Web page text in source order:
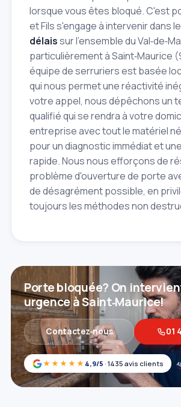
lorsque vous êtes bloqué. C'est
et Fils s'engage à intervenir dans
délaissur l'ensemble du
particulièrement à Saint‑Maurice
équipe de serruriers est basée
qui nous permet une réactivité
votre appel, nous dépêchons un
qualifié qui se rendra à votre
entreprise avec tout le matériel
pour un diagnostic immédiat et
rapide. Nous nous efforçons de
problème d'ouverture de porte
de désagrément possible, en
toujours les méthodes non
★★★★★ 4,9/5 · 1435 avis clients
Porte bloquée? On
urgence à Saint‑Maurice!
Contactez‑nous 01